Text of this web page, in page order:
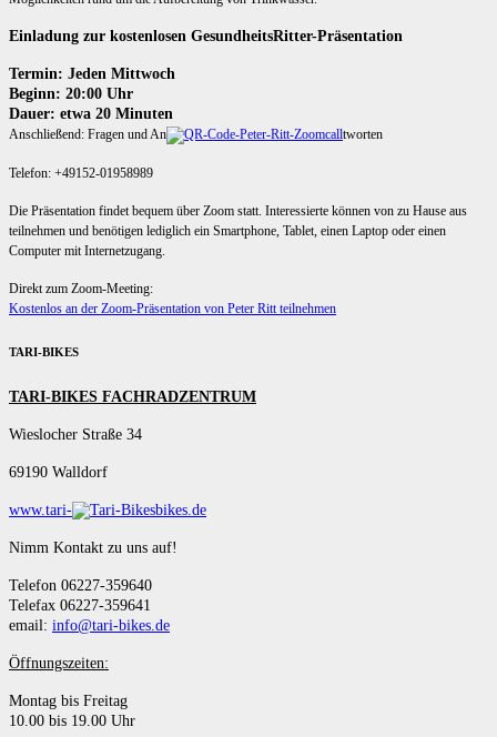
Einladung zur kostenlosen GesundheitsRitter-Präsentation
Termin: Jeden Mittwoch
Beginn: 20:00 Uhr
Dauer: etwa 20 Minuten
Anschließend: Fragen und An tworten
Telefon: +49152-01958989
Die Präsentation findet bequem über Zoom statt. Interessierte können von zu Hause aus
teilnehmen und benötigen lediglich ein Smartphone, Tablet, einen Laptop oder einen
Computer mit Internetzugang.
Direkt zum Zoom-Meeting:
Kostenlos an der Zoom-Präsentation von Peter Ritt teilnehmen
TARI-BIKES
TARI-BIKES FACHRADZENTRUM
Wieslocher Straße 34
69190 Walldorf
www.tari- bikes.de
Nimm Kontakt zu uns auf!
Telefon 06227-359640
Telefax 06227-359641
email: info@tari-bikes.de
Öffnungszeiten:
Montag bis Freitag
10.00 bis 19.00 Uhr